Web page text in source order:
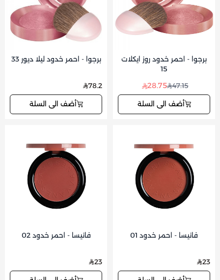
برجوا - احمر خدود روز ايكلات
15
47.15
28.75
أضف الى السلة
برجوا - احمر خدود ليلا ديور 33
78.2
أضف الى السلة
فانيسا - احمر خدود 01
23
فانيسا - احمر خدود 02
23